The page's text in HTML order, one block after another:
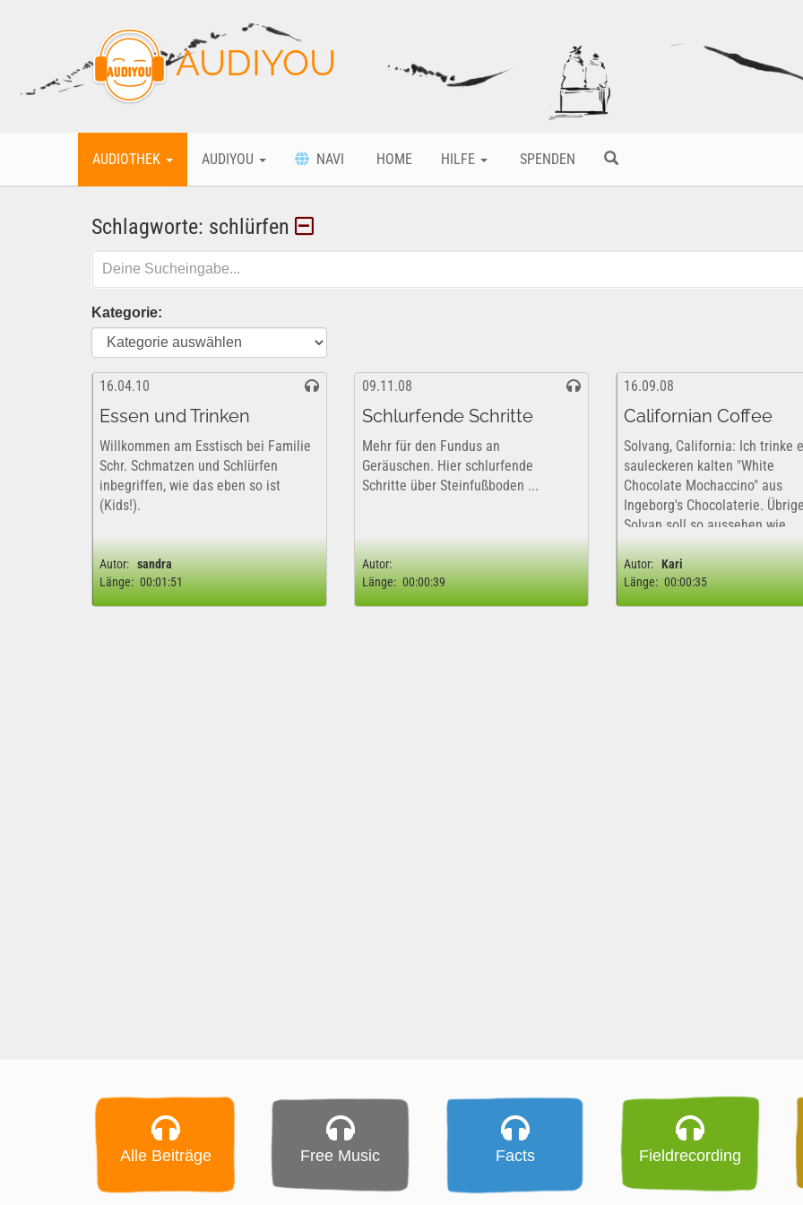
AUDIYOU
AUDIOTHEK AUDIYOU NAVI HOME HILFE SPENDEN
Schlagworte: schlürfen
Kategorie:
16.04.10
Essen und Trinken
Willkommen am Esstisch bei Familie
Schr. Schmatzen und Schlürfen
inbegriffen, wie das eben so ist
(Kids!).
Autor: sandra
Länge: 00:01:51
09.11.08
Schlurfende Schritte
Mehr für den Fundus an
Geräuschen. Hier schlurfende
Schritte über Steinfußboden ...
Autor:
Länge: 00:00:39
16.09.08
Californian Coffee
Solvang, California: Ich trinke
sauleckeren kalten "White
Chocolate Mochaccino" aus
Ingeborg's Chocolaterie.
Solvan soll so aussehen wie
Dänemark, ist aber eine
Mischung aus sämtlichen
Ländern. Holländische
ein...
Autor: Kari
Länge: 00:00:35
Alle Beiträge Free Music Facts Fieldrecording